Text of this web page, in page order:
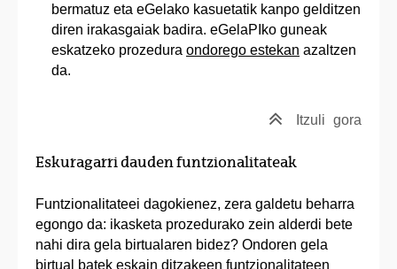
bermatuz eta eGelako kasuetatik kanpo gelditzen
diren irakasgaiak badira. eGelaPIko guneak
eskatzeko prozedura ondorego estekan azaltzen
da.
Itzuli gora
Eskuragarri dauden funtzionalitateak
Funtzionalitateei dagokienez, zera galdetu beharra
egongo da: ikasketa prozedurako zein alderdi bete
nahi dira gela birtualaren bidez? Ondoren gela
birtual batek eskain ditzakeen funtzionalitateen